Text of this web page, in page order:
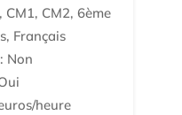
CM1, CM2, 6ème
Français
Non
heure